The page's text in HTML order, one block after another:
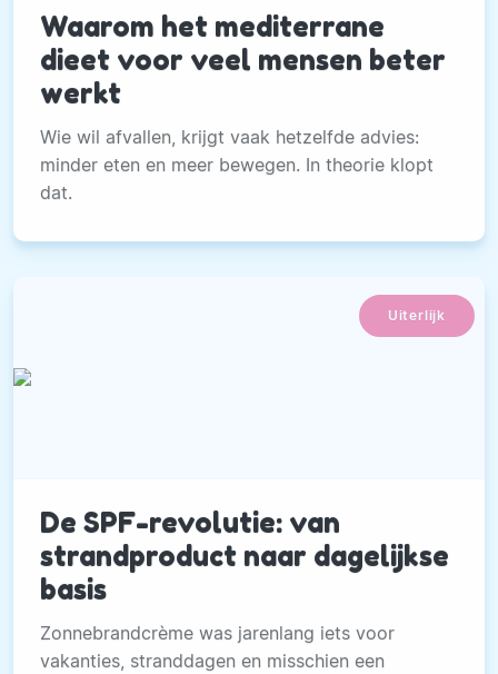
Waarom het mediterrane
dieet voor veel mensen beter
werkt
Wie wil afvallen, krijgt vaak hetzelfde advies:
minder eten en meer bewegen. In theorie klopt
dat.
Uiterlijk
De SPF-revolutie: van
strandproduct naar dagelijkse
basis
Zonnebrandcrème was jarenlang iets voor
vakanties, stranddagen en misschien een